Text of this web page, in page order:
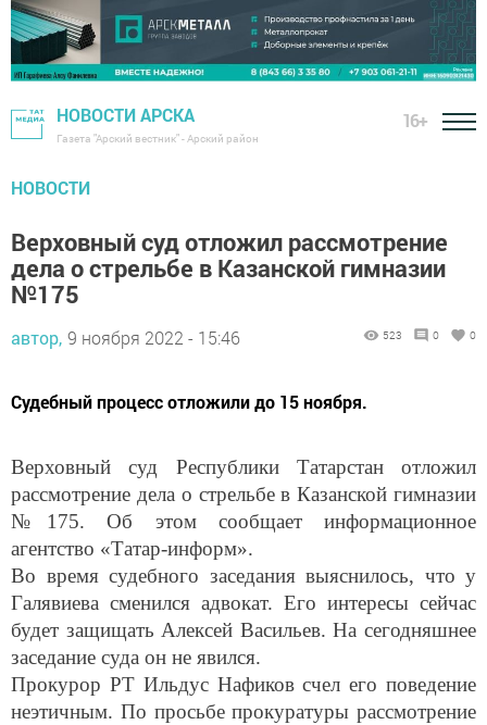
НОВОСТИ АРСКА
Газета "Арский вестник" - Арский район
16+
НОВОСТИ
Верховный суд отложил рассмотрение
дела о стрельбе в Казанской гимназии
№175
автор, 9 ноября 2022 - 15:46 523 0 0
Судебный процесс отложили до 15 ноября.
Верховный суд Республики Татарстан отложил
рассмотрение дела о стрельбе в Казанской гимназии
№175. Об этом сообщает информационное
агентство «Татар-информ».
Во время судебного заседания выяснилось, что у
Галявиева сменился адвокат. Его интересы сейчас
будет защищать Алексей Васильев. На сегодняшнее
заседание суда он не явился.
Прокурор РТ Ильдус Нафиков счел его поведение
неэтичным. По просьбе прокуратуры рассмотрение